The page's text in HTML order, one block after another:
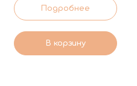
Подробнее
В корзину